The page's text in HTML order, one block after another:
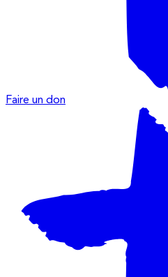
Faire un don